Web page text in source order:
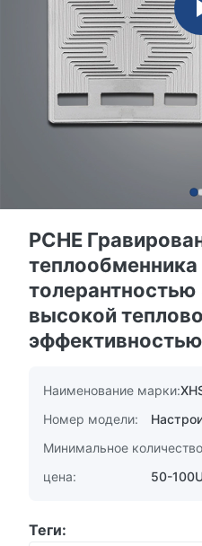
PCHE
теплообменника
высокой
эффективностью
Наименование марки:
Номер модели:
Минимальное
цена:
50-
Теги: